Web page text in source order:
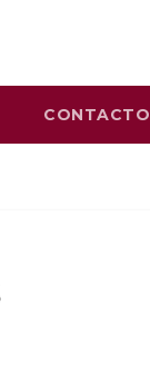
CONTACTO